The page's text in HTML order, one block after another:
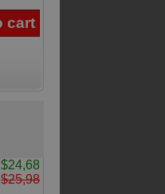
$24,68
$25,98